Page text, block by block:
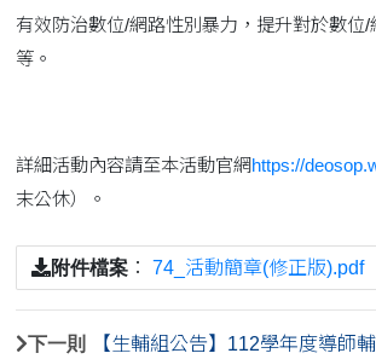
有效防治數位/網路性別暴力，提升對於數
等。
詳細活動內容請至本活動官網https://
末公休）。
附件檔案 ： 74_活動簡章(修正版).pdf
下一則 【生輔組公告】112學年度導師